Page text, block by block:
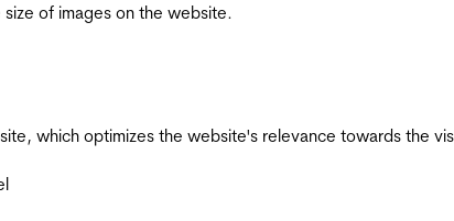
of images on the website.
which optimizes the website's relevance towards the